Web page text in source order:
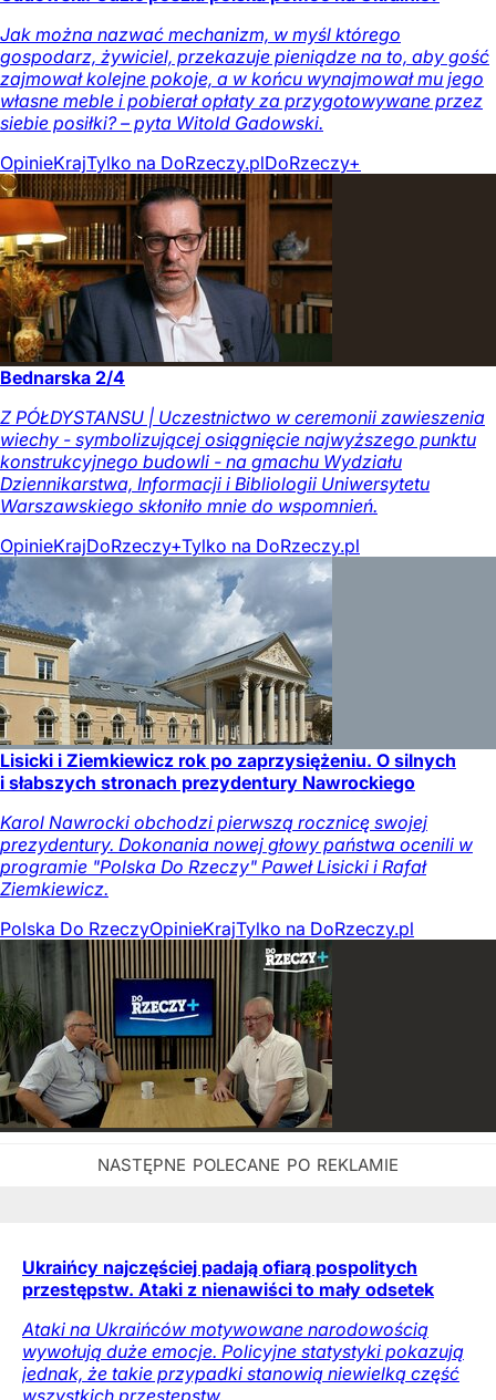
Jak można nazwać mechanizm, w myśl którego
gospodarz, żywiciel, przekazuje pieniądze na to, aby gość
zajmował kolejne pokoje, a w końcu wynajmował mu jego
własne meble i pobierał opłaty za przygotowywane przez
siebie posiłki? – pyta Witold Gadowski.
OpinieKrajTylko na DoRzeczy.plDoRzeczy+
Bednarska 2/4
Z PÓŁDYSTANSU | Uczestnictwo w ceremonii zawieszenia
wiechy - symbolizującej osiągnięcie najwyższego punktu
konstrukcyjnego budowli - na gmachu Wydziału
Dziennikarstwa, Informacji i Bibliologii Uniwersytetu
Warszawskiego skłoniło mnie do wspomnień.
OpinieKrajDoRzeczy+Tylko na DoRzeczy.pl
Lisicki i Ziemkiewicz rok po zaprzysiężeniu. O silnych
i słabszych stronach prezydentury Nawrockiego
Karol Nawrocki obchodzi pierwszą rocznicę swojej
prezydentury. Dokonania nowej głowy państwa ocenili w
programie "Polska Do Rzeczy" Paweł Lisicki i Rafał
Ziemkiewicz.
Polska Do RzeczyOpinieKrajTylko na DoRzeczy.pl
Ukraińcy najczęściej padają ofiarą pospolitych
przestępstw. Ataki z nienawiści to mały odsetek
Ataki na Ukraińców motywowane narodowością
wywołują duże emocje. Policyjne statystyki pokazują
jednak, że takie przypadki stanowią niewielką część